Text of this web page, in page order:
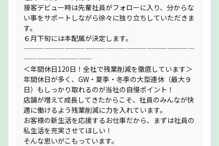
接客デビュー時は先輩社員がフォローに入り、分からな
い事をサポートしながら徐々に独り立ちしていただきま
す。
６月下旬には本配属が決定します。
—————————————————————————
——————————
＜年間休日120日！全社で残業削減を徹底しています＞
年間休日が多く、GW・夏季・冬季の大型連休（最大９
日）もしっかり取れるのが当社の自慢ポイント！
店舗が増えて成長してきたからこそ、社員のみんなが快
適に働けるよう残業削減に力を入れています。
お客様の新生活を応援するお仕事だから、まずは社員の
私生活を充実させてほしい！
そんな思いがこもっています。